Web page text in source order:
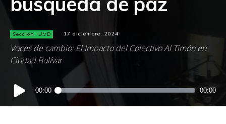
Sección UVD 17 diciembre, 2024
Voces de cambio: El Impacto del Colectivo Al Timón en
Ciudad Bolívar
Reproductor
de
audio
00:00 00:00